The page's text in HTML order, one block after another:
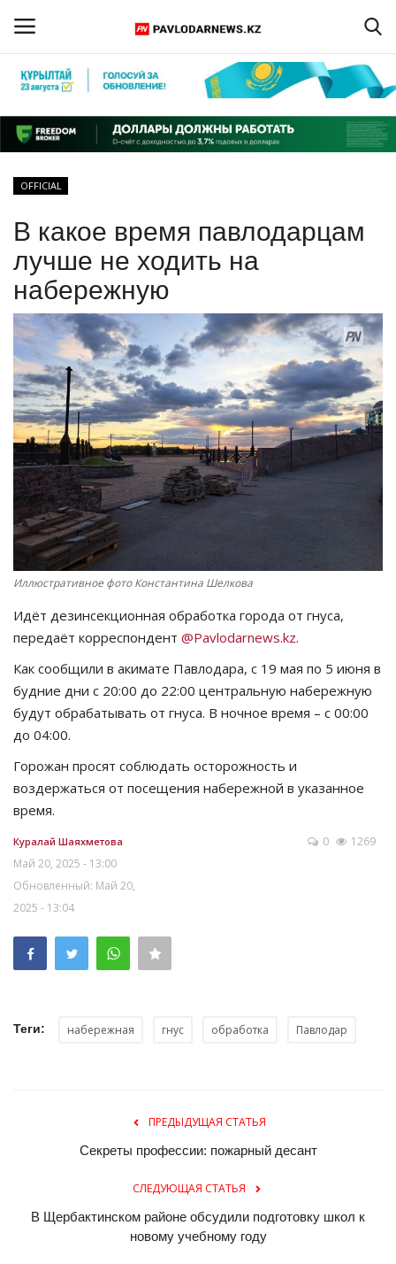
Регистрация
Главная
ПАВЛОДАРСКАЯ ОБЛАСТЬ
КАЗАХСТАН
МИР
СПЕЦПРОЕКТЫ
СПОРТ
Чек-лист
РАЗВЛЕЧЕНИЯ
OFFICIAL
Курултай
Қазақша Русский
OFFICIAL
В какое время павлодарцам
лучше не ходить на
набережную
Иллюстративное фото Константина Шелкова
Идёт дезинсекционная обработка города от гнуса,
передаёт корреспондент @Pavlodarnews.kz.
Как сообщили в акимате Павлодара, с 19 мая по 5 июня в
будние дни с 20:00 до 22:00 центральную набережную
будут обрабатывать от гнуса. В ночное время – с 00:00
до 04:00.
Горожан просят соблюдать осторожность и
воздержаться от посещения набережной в указанное
время.
Куралай Шаяхметова
Май 20, 2025 - 13:00
Обновленный: Май 20,
2025 - 13:04
0 1269
Теги: набережная гнус обработка Павлодар
ПРЕДЫДУЩАЯ СТАТЬЯ
Секреты профессии: пожарный десант
СЛЕДУЮЩАЯ СТАТЬЯ
В Щербактинском районе обсудили подготовку школ к
новому учебному году